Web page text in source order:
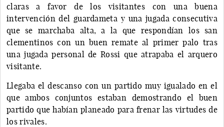
claras a favor de los visitantes con una buena
intervención del guardameta y una jugada consecutiva
que se marchaba alta, a la que respondían los san
clementinos con un buen remate al primer palo tras
una jugada personal de Rossi que atrapaba el arquero
visitante.
Llegaba el descanso con un partido muy igualado en el
que ambos conjuntos estaban demostrando el buen
partido que habían planeado para frenar las virtudes de
los rivales.